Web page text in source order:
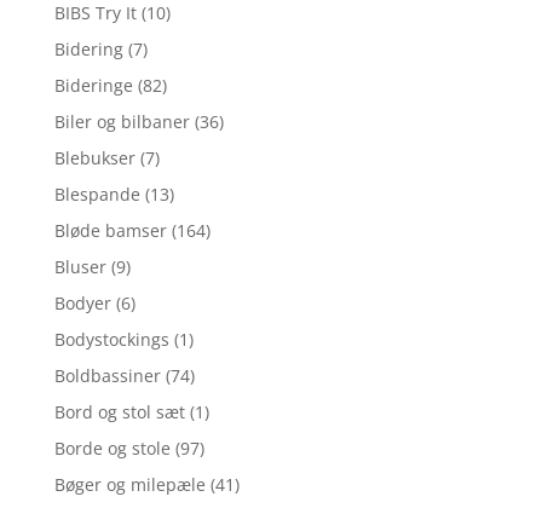
BIBS Try It (10)
Bidering (7)
Bideringe (82)
Biler og bilbaner (36)
Blebukser (7)
Blespande (13)
Bløde bamser (164)
Bluser (9)
Bodyer (6)
Bodystockings (1)
Boldbassiner (74)
Bord og stol sæt (1)
Borde og stole (97)
Bøger og milepæle (41)